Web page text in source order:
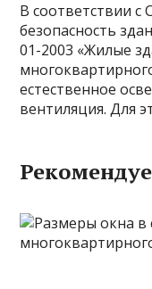
В соответствии
безопасность
01-2003 «Жилые
естественное
вентиляция. Для